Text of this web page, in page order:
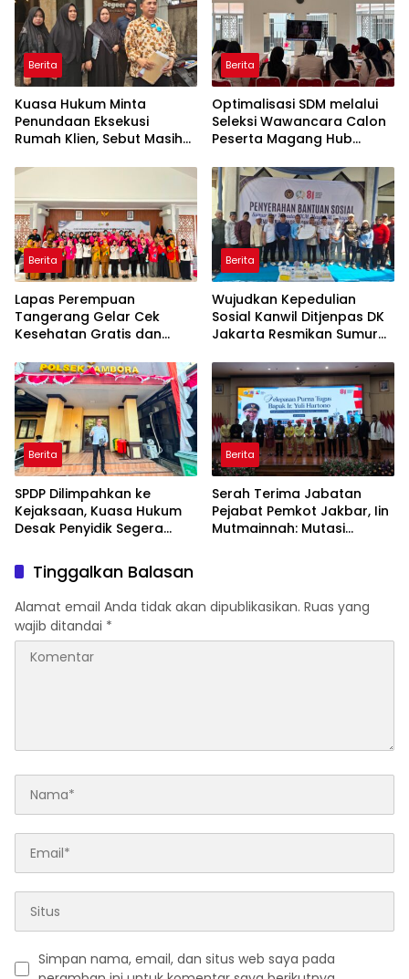
Berita
Kuasa Hukum Minta
Penundaan Eksekusi
Rumah Klien, Sebut Masih
Hukum yang Berjalan
Berita
Optimalisasi SDM melalui
Seleksi Wawancara Calon
Peserta Magang Hub
2026
Berita
Lapas Perempuan
Tangerang Gelar Cek
Kesehatan Gratis dan
DNA bagi Petugas dan
Warga Binaan
Berita
Wujudkan Kepedulian
Sosial Kanwil Ditjenpas DK
Jakarta Resmikan Sumur
Berita
SPDP Dilimpahkan ke
Kejaksaan, Kuasa Hukum
Desak Penyidik Segera
Pengeroyokan
Berita
Serah Terima Jabatan
Pejabat Pemkot Jakbar, Iin
Mutmainnah: Mutasi
Tinggalkan Balasan
Alamat email Anda tidak akan dipublikasikan. Ruas yang
wajib ditandai *
Simpan nama, email, dan situs web saya pada